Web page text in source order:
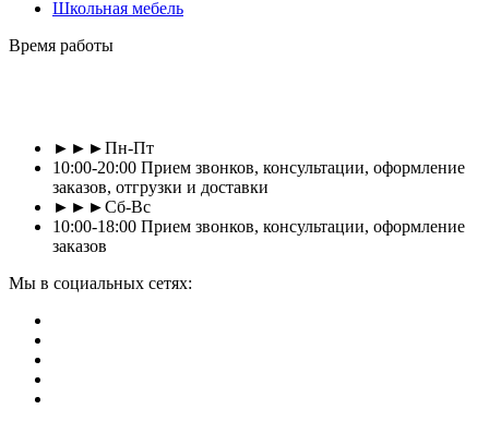
Школьная мебель
Время работы
►►►Пн-Пт
10:00-20:00 Прием звонков, консультации, оформление
заказов, отгрузки и доставки
►►►Сб-Вс
10:00-18:00 Прием звонков, консультации, оформление
заказов
Мы в социальных сетях: